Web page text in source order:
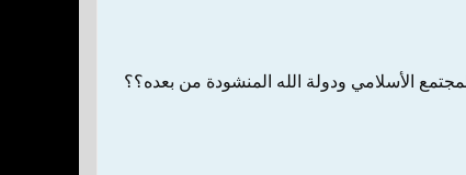
الأسلامي ودولة الله المنشودة من بعده؟؟